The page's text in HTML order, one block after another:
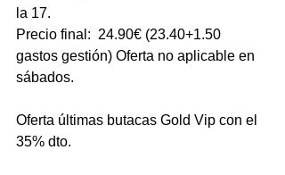
la 17.
Precio final:  24.90€ (23.40+1.50
gastos gestión) Oferta no aplicable en
sábados.
Oferta últimas butacas Gold Vip con el
35% dto.